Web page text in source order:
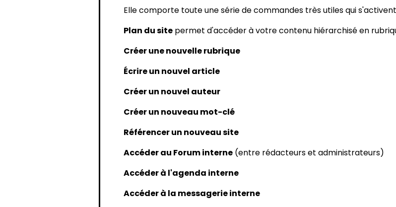
Elle comporte toute une série de commandes très utiles qui
Plan du sitepermet d'accéder à votre contenu hiérarchisé en
Créer une nouvelle rubrique
Écrire un nouvel article
Créer un nouvel auteur
Créer un nouveau mot-clé
Référencer un nouveau site
Accéder au Forum interne(entre rédacteurs et administrateurs)
Accéder à l'agenda interne
Accéder à la messagerie interne